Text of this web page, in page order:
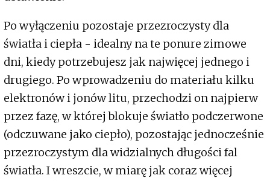
Po wyłączeniu pozostaje przezroczysty dla
światła i ciepła - idealny na te ponure zimowe
dni, kiedy potrzebujesz jak najwięcej jednego i
drugiego. Po wprowadzeniu do materiału kilku
elektronów i jonów litu, przechodzi on najpierw
przez fazę, w której blokuje światło podczerwone
(odczuwane jako ciepło), pozostając jednocześnie
przezroczystym dla widzialnych długości fal
światła. I wreszcie, w miarę jak coraz więcej